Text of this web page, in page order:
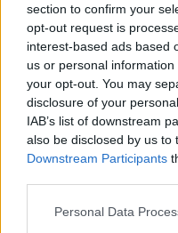
section to confirm your
opt-out request is
interest-based ads based
us or personal
your opt-out. You may
disclosure of your
IAB’s list of downstream
also be disclosed by us to
Downstream Participants
Personal Data
Οι ΗΠΑ βομβάρδισαν
στο Ιράν και επανέφεραν τις
κυρώσεις για το πετρέλαιο -
υπόσχεται η Τεχεράνη